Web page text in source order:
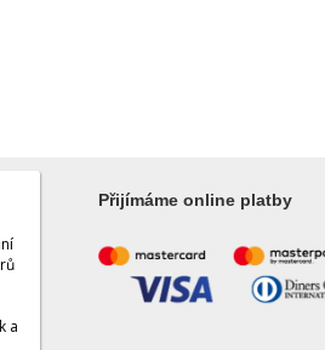
Přijímáme online platby
a